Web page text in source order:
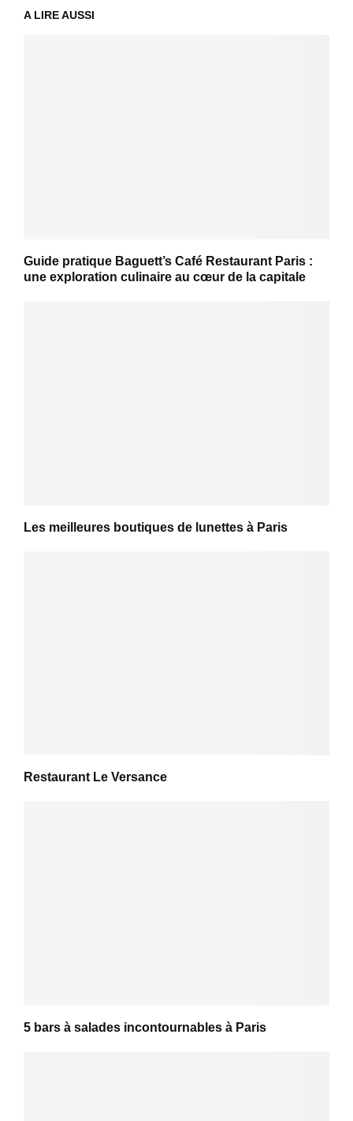
A LIRE AUSSI
Guide pratique Baguett’s Café Restaurant Paris :
une exploration culinaire au cœur de la capitale
Les meilleures boutiques de lunettes à Paris
Restaurant Le Versance
5 bars à salades incontournables à Paris